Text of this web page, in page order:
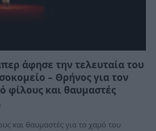
άφησε την τελευταία του
– Θρήνος για τον
φίλους και θαυμαστές
και θαυμαστές για το χαμό του